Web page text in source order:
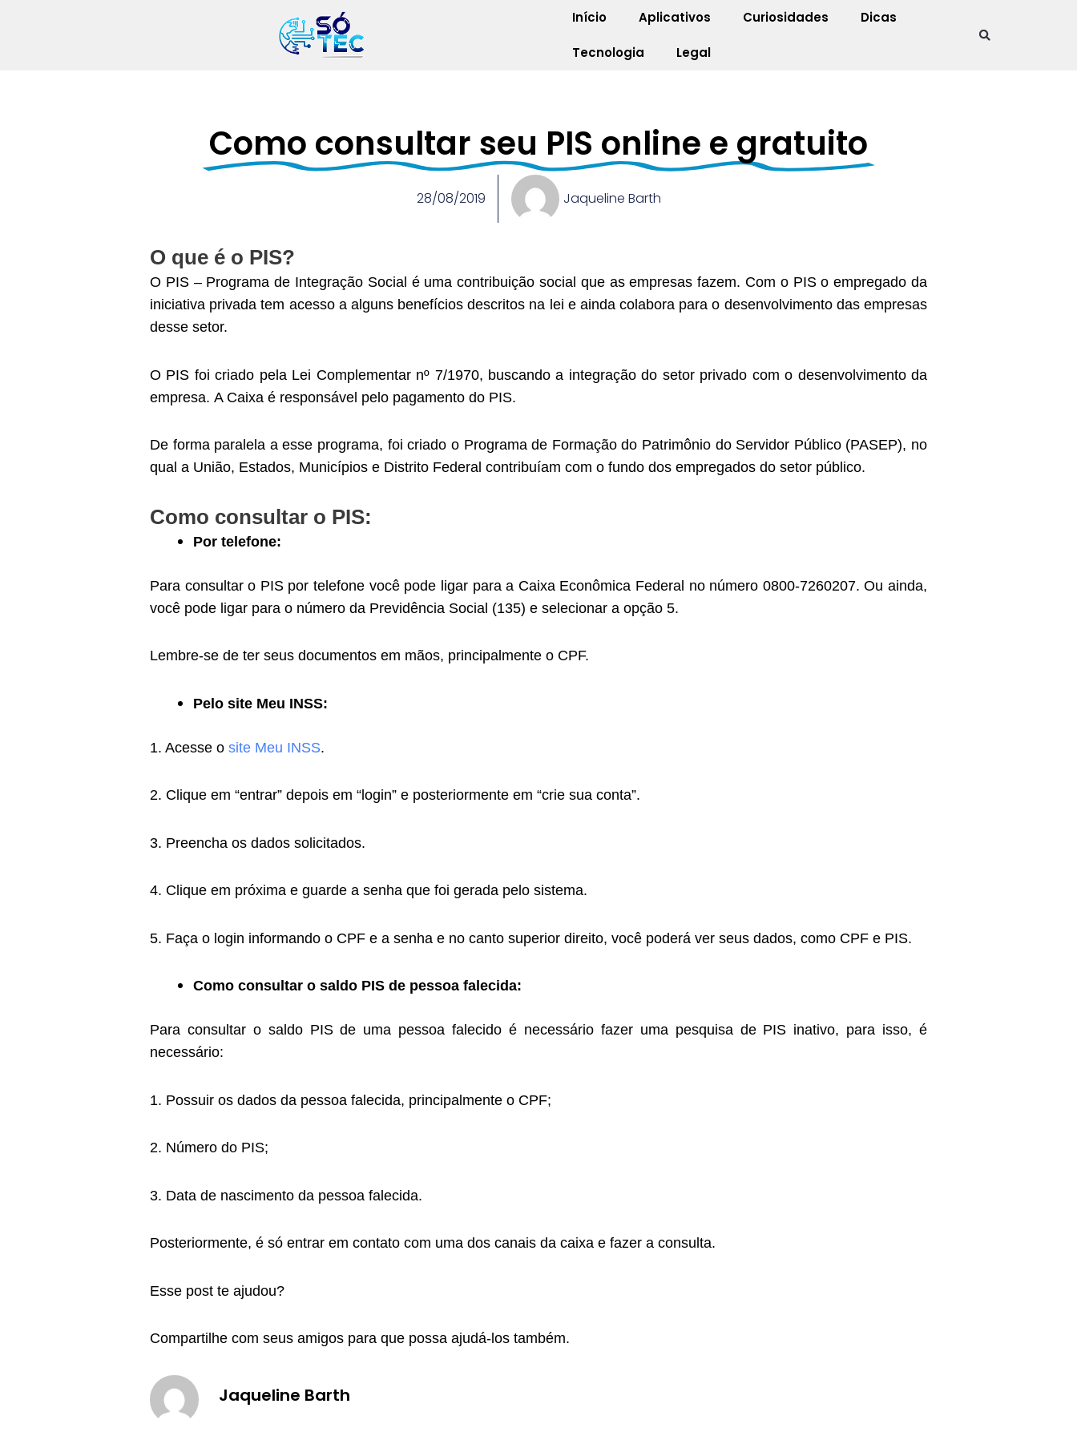
Início Aplicativos Curiosidades Dicas
Tecnologia Legal
Como consultar seu PIS online e gratuito
28/08/2019 Jaqueline Barth
O que é o PIS?
O PIS – Programa de Integração Social é uma contribuição social que as empresas fazem. Com o PIS o empregado da
iniciativa privada tem acesso a alguns benefícios descritos na lei e ainda colabora para o desenvolvimento das empresas
desse setor.
O PIS foi criado pela Lei Complementar nº 7/1970, buscando a integração do setor privado com o desenvolvimento da
empresa. A Caixa é responsável pelo pagamento do PIS.
De forma paralela a esse programa, foi criado o Programa de Formação do Patrimônio do Servidor Público (PASEP), no
qual a União, Estados, Municípios e Distrito Federal contribuíam com o fundo dos empregados do setor público.
Como consultar o PIS:
Por telefone:
Para consultar o PIS por telefone você pode ligar para a Caixa Econômica Federal no número 0800-7260207.Ou ainda,
você pode ligar para o número da Previdência Social (135) e selecionar a opção 5.
Lembre-se de ter seus documentos em mãos, principalmente o CPF.
Pelo site Meu INSS:
1. Acesse o site Meu INSS.
2. Clique em “entrar” depois em “login” e posteriormente em “crie sua conta”.
3. Preencha os dados solicitados.
4. Clique em próxima e guarde a senha que foi gerada pelo sistema.
5. Faça o login informando o CPF e a senha e no canto superior direito, você poderá ver seus dados, como CPF e PIS.
Como consultar o saldo PIS de pessoa falecida:
Para consultar o saldo PIS de uma pessoa falecido é necessário fazer uma pesquisa de PIS inativo, para isso, é
necessário:
1. Possuir os dados da pessoa falecida, principalmente o CPF;
2. Número do PIS;
3. Data de nascimento da pessoa falecida.
Posteriormente, é só entrar em contato com uma dos canais da caixa e fazer a consulta.
Esse post te ajudou?
Compartilhe com seus amigos para que possa ajudá-los também.
Jaqueline Barth